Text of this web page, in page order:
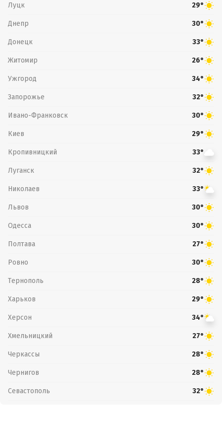
Луцк 29°
Днепр 30°
Донецк 33°
Житомир 26°
Ужгород 34°
Запорожье 32°
Ивано-Франковск 30°
Киев 29°
Кропивницкий 33°
Луганск 32°
Николаев 33°
Львов 30°
Одесса 30°
Полтава 27°
Ровно 30°
Тернополь 28°
Харьков 29°
Херсон 34°
Хмельницкий 27°
Черкассы 28°
Чернигов 28°
Севастополь 32°